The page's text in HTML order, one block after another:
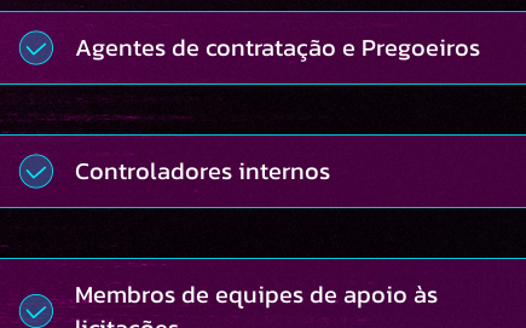
Agentes de contratação e Pregoeiros
Controladores internos
Membros de equipes de apoio às